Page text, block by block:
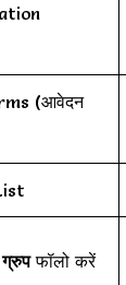
(आवेदन
ग्रुपफॉलो करें